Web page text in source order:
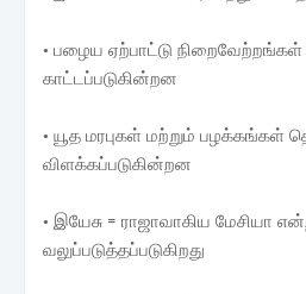
• பழைய ஏற்பாட்டு
காட்டப்படுகின்றன
• யூத மரபுகள் மற்றும் பழக்கங்கள்
விளக்கப்படுகின்றன
• இயேசு = ராஜாவாகிய மேசியா
வலுப்படுத்தப்படுகிறது